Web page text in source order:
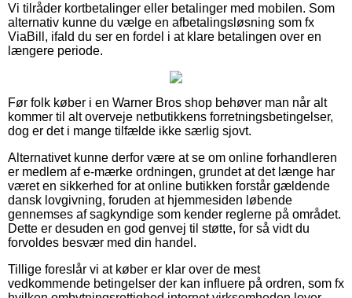
Vi tilråder kortbetalinger eller betalinger med mobilen. Som
alternativ kunne du vælge en afbetalingsløsning som fx
ViaBill, ifald du ser en fordel i at klare betalingen over en
længere periode.
Før folk køber i en Warner Bros shop behøver man når alt
kommer til alt overveje netbutikkens forretningsbetingelser,
dog er det i mange tilfælde ikke særlig sjovt.
Alternativet kunne derfor være at se om online forhandleren
er medlem af e-mærke ordningen, grundet at det længe har
været en sikkerhed for at online butikken forstår gældende
dansk lovgivning, foruden at hjemmesiden løbende
gennemses af sagkyndige som kender reglerne på området.
Dette er desuden en god genvej til støtte, for så vidt du
forvoldes besvær med din handel.
Tillige foreslår vi at køber er klar over de mest
vedkommende betingelser der kan influere på ordren, som fx